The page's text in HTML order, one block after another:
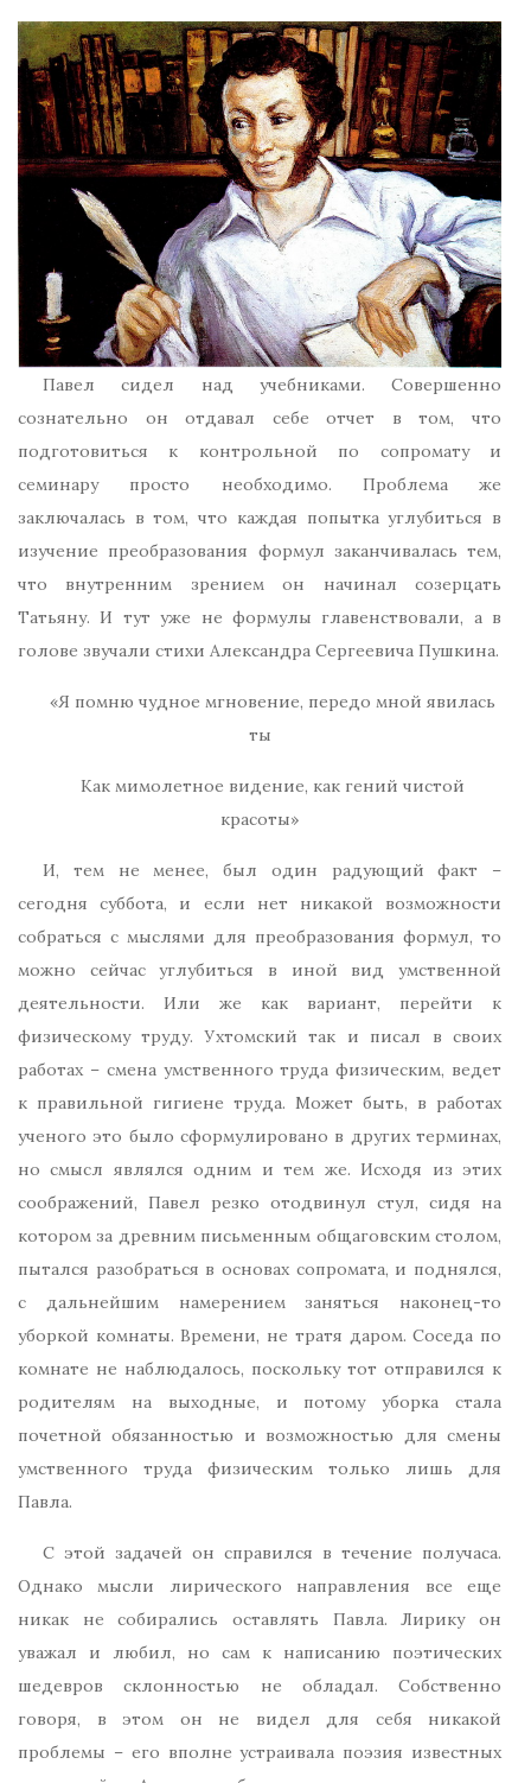
Павел сидел над учебниками. Совершенно
сознательно он отдавал себе отчет в том, что
подготовиться к контрольной по сопромату и
семинару просто необходимо. Проблема же
заключалась в том, что каждая попытка углубиться в
изучение преобразования формул заканчивалась тем,
что внутренним зрением он начинал созерцать
Татьяну. И тут уже не формулы главенствовали, а в
голове звучали стихи Александра Сергеевича Пушкина.
«Я помню чудное мгновение, передо мной явилась
ты
Как мимолетное видение, как гений чистой
красоты»
И, тем не менее, был один радующий факт –
сегодня суббота, и если нет никакой возможности
собраться с мыслями для преобразования формул, то
можно сейчас углубиться в иной вид умственной
деятельности. Или же как вариант, перейти к
физическому труду. Ухтомский так и писал в своих
работах – смена умственного труда физическим, ведет
к правильной гигиене труда. Может быть, в работах
ученого это было сформулировано в других терминах,
но смысл являлся одним и тем же. Исходя из этих
соображений, Павел резко отодвинул стул, сидя на
котором за древним письменным общаговским столом,
пытался разобраться в основах сопромата, и поднялся,
с дальнейшим намерением заняться наконец-то
уборкой комнаты. Времени, не тратя даром. Соседа по
комнате не наблюдалось, поскольку тот отправился к
родителям на выходные, и потому уборка стала
почетной обязанностью и возможностью для смены
умственного труда физическим только лишь для
Павла.
С этой задачей он справился в течение получаса.
Однако мысли лирического направления все еще
никак не собирались оставлять Павла. Лирику он
уважал и любил, но сам к написанию поэтических
шедевров склонностью не обладал. Собственно
говоря, в этом он не видел для себя никакой
проблемы – его вполне устраивала поэзия известных